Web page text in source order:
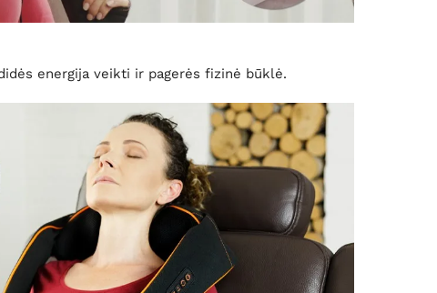
energija veikti ir pagerės fizinė būklė.